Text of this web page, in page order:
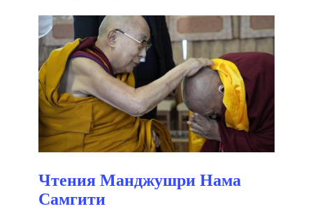
Чтения Манджушри Нама
Самгити